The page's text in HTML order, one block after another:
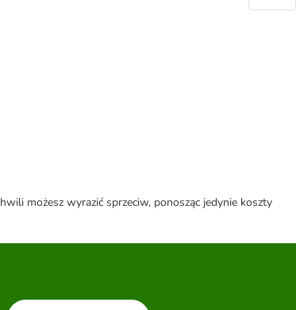
możesz wyrazić sprzeciw, ponosząc jedynie koszty